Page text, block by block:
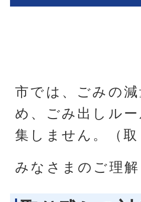
市では、ごみの
め、ごみ出しル
集しません。（
みなさまのご理